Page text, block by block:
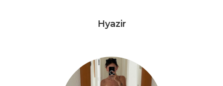
Hyazir